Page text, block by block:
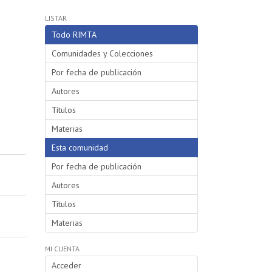
LISTAR
Todo RIMTA
Comunidades y Colecciones
Por fecha de publicación
Autores
Títulos
Materias
Esta comunidad
Por fecha de publicación
Autores
Títulos
Materias
MI CUENTA
Acceder